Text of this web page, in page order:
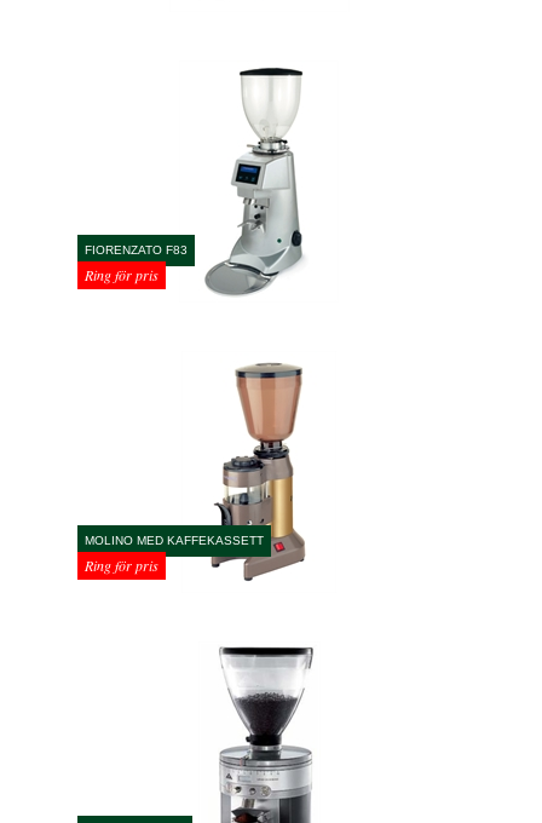
FIORENZATO F83
Ring för pris
MOLINO MED KAFFEKASSETT
Ring för pris